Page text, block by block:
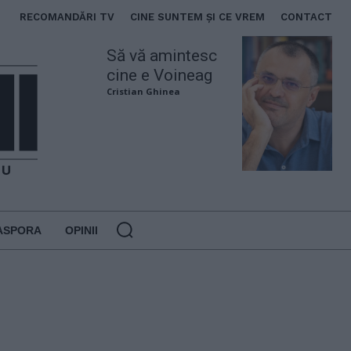
RECOMANDĂRI TV CINE SUNTEM ȘI CE VREM CONTACT
Să vă amintesc
cine e Voineag
Cristian Ghinea
OPINII